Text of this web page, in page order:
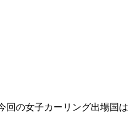
の女子カーリング出場国は